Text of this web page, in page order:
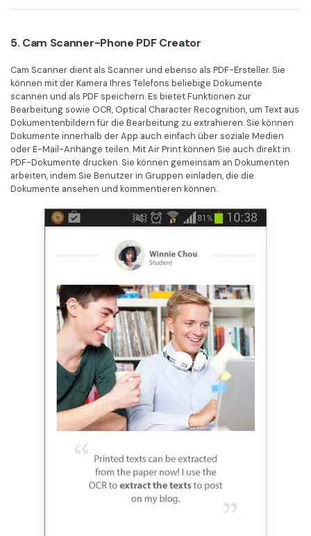
5. Cam Scanner-Phone PDF Creator
Cam Scanner dient als Scanner und ebenso als PDF-Ersteller. Sie
können mit der Kamera Ihres Telefons beliebige Dokumente
scannen und als PDF speichern. Es bietet Funktionen zur
Bearbeitung sowie OCR, Optical Character Recognition, um Text aus
Dokumentenbildern für die Bearbeitung zu extrahieren. Sie können
Dokumente innerhalb der App auch einfach über soziale Medien
oder E-Mail-Anhänge teilen. Mit Air Print können Sie auch direkt in
PDF-Dokumente drucken. Sie können gemeinsam an Dokumenten
arbeiten, indem Sie Benutzer in Gruppen einladen, die die
Dokumente ansehen und kommentieren können.